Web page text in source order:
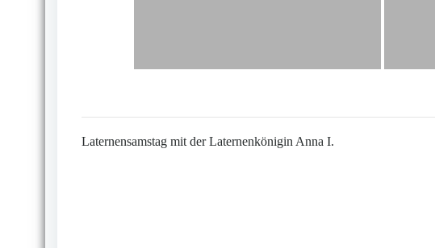
Laternensamstag mit der Laternenkönigin Anna I.